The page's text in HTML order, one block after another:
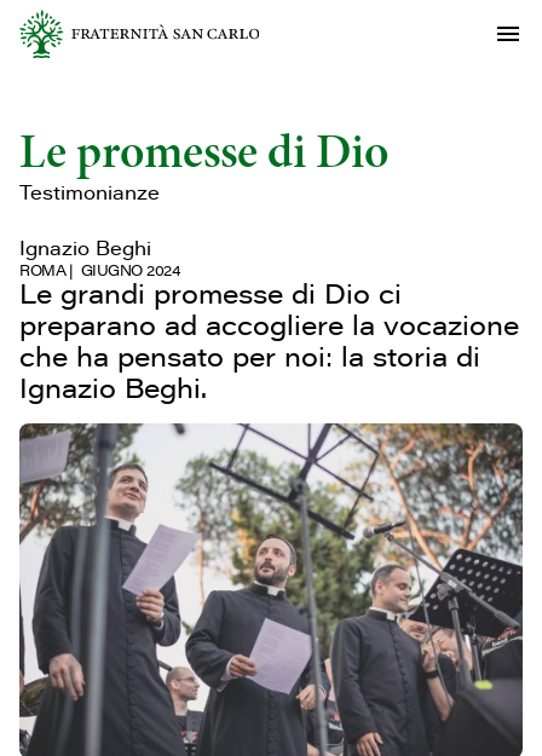
Le promesse di Dio
Testimonianze
Ignazio Beghi
ROMA GIUGNO 2024
Le grandi promesse di Dio ci
preparano ad accogliere la vocazione
che ha pensato per noi: la storia di
Ignazio Beghi.